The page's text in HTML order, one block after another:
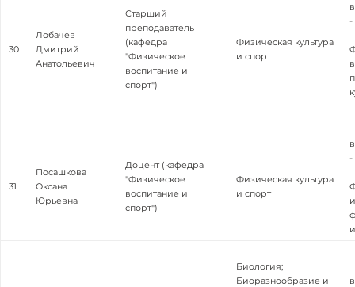
30
Лобачев
Дмитрий
Анатольевич
Старший
преподаватель
(кафедра
"Физическое
воспитание и
спорт")
Физическая культура
и спорт
-
31
Посашкова
Оксана
Юрьевна
Доцент (кафедра
"Физическое
воспитание и
спорт")
Физическая культура
и спорт
-
Биология;
Биоразнообразие и